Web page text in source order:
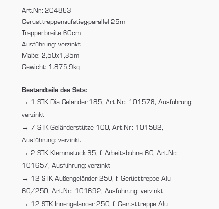
Art.Nr.: 204883
Gerüsttreppenaufstieg-parallel 25m
Treppenbreite 60cm
Ausführung: verzinkt
Maße: 2,50x1,35m
Gewicht: 1.875,9kg
Bestandteile des Sets:
1 STK Dia Geländer 185, Art.Nr.: 101578, Ausführung:
verzinkt
7 STK Geländerstütze 100, Art.Nr.: 101582,
Ausführung: verzinkt
2 STK Klemmstück 65, f. Arbeitsbühne 60, Art.Nr.:
101657, Ausführung: verzinkt
12 STK Außengeländer 250, f. Gerüsttreppe Alu
60/250, Art.Nr.: 101692, Ausführung: verzinkt
12 STK Innengeländer 250, f. Gerüsttreppe Alu